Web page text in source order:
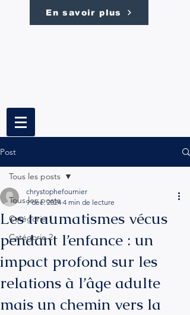
En savoir plus
Post
Tous les posts
Catégorie 1
Catégorie 2
Tous les posts
Les traumatismes vécus
pendant l’enfance : un
impact profond sur les
relations à l’âge adulte
mais un chemin vers la
chrystophefournier
9 déc. 2024 4 min de lecture